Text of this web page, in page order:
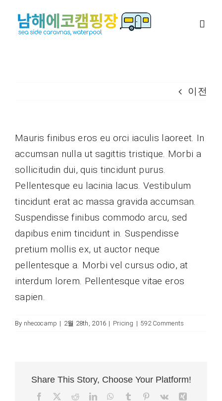
이용안내
남해특산품
이전
Mauris finibus eros eu orci iaculis laoreet. In
accumsan nulla ut sagittis tristique. Morbi a
sollicitudin dui, quis tincidunt purus.
Pellentesque eu lacinia lacus. Vestibulum
tincidunt erat ac massa gravida accumsan.
Suspendisse finibus commodo arcu, sed
dapibus enim tincidunt in. Suspendisse
pretium mollis ex, ut auctor neque
pellentesque a. Morbi vel cursus odio, at
interdum lorem. Pellentesque vitae eros
sapien.
By nhecocamp | 2월 28th, 2016 | Pricing | 592 Comments
Share This Story, Choose Your Platform!
Facebook RedditLinkedInWhatsApp
Tumblr Pinterest
Vk